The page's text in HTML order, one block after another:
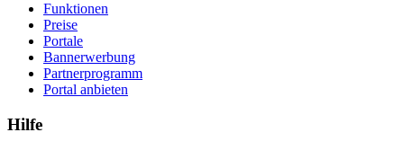
Funktionen
Preise
Portale
Bannerwerbung
Partnerprogramm
Portal anbieten
Hilfe